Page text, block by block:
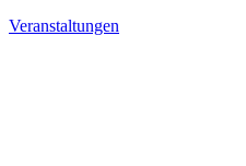
Veranstaltungen